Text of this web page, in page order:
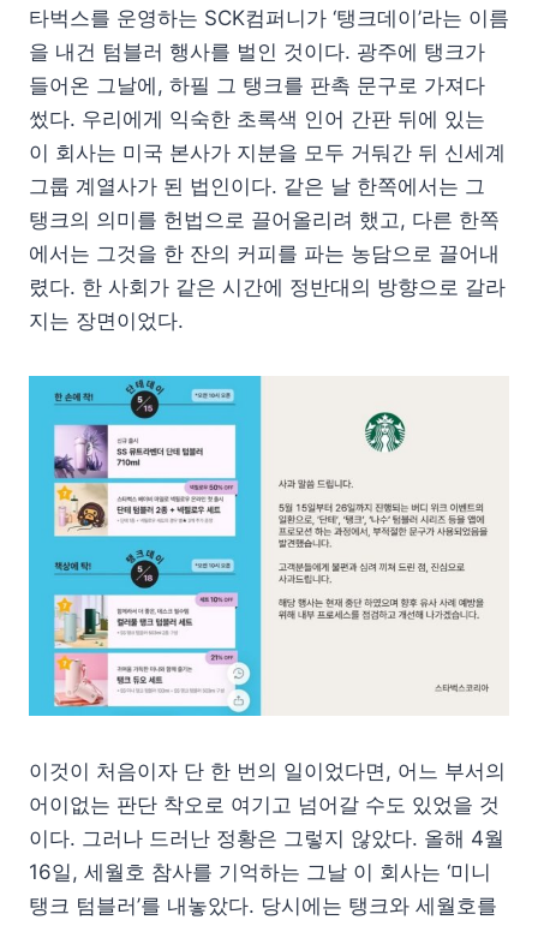
타벅스를 운영하는 SCK컴퍼니가 ‘탱크데이’라는 이름
을 내건 텀블러 행사를 벌인 것이다. 광주에 탱크가
들어온 그날에, 하필 그 탱크를 판촉 문구로 가져다
썼다. 우리에게 익숙한 초록색 인어 간판 뒤에 있는
이 회사는 미국 본사가 지분을 모두 거둬간 뒤 신세계
그룹 계열사가 된 법인이다. 같은 날 한쪽에서는 그
탱크의 의미를 헌법으로 끌어올리려 했고, 다른 한쪽
에서는 그것을 한 잔의 커피를 파는 농담으로 끌어내
렸다. 한 사회가 같은 시간에 정반대의 방향으로 갈라
지는 장면이었다.
이것이 처음이자 단 한 번의 일이었다면, 어느 부서의
어이없는 판단 착오로 여기고 넘어갈 수도 있었을 것
이다. 그러나 드러난 정황은 그렇지 않았다. 올해 4월
16일, 세월호 참사를 기억하는 그날 이 회사는 ‘미니
탱크 텀블러’를 내놓았다. 당시에는 탱크와 세월호를